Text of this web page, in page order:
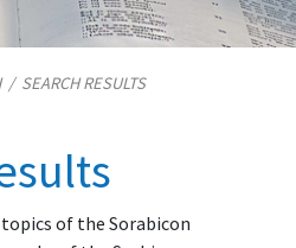
/ SEARCH RESULTS
topics of the Sorabicon